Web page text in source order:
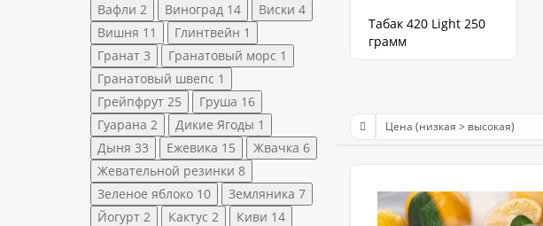
Вафли 2 Виноград 14 Виски 4
Вишня 11 Глинтвейн 1
Гранат 3 Гранатовый морс 1
Гранатовый швепс 1
Грейпфрут 25 Груша 16
Гуарана 2 Дикие Ягоды 1
Дыня 33 Ежевика 15 Жвачка 6
Жевательной резинки 8
Зеленое яблоко 10 Земляника 7
Йогурт 2 Кактус 2 Киви 14
Табак 420 Light 250
грамм